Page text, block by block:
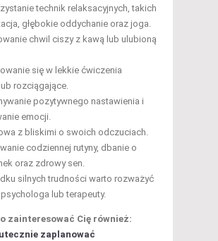
technik relaksacyjnych, takich
głębokie oddychanie oraz joga.
chwil ciszy z kawą lub ulubioną
się w lekkie ćwiczenia
rozciągające.
pozytywnego nastawienia i
emocji.
z bliskimi o swoich odczuciach.
codziennej rutyny, dbanie o
oraz zdrowy sen.
silnych trudności warto rozważyć
lub terapeuty.
zainteresować Cię również:
zaplanować